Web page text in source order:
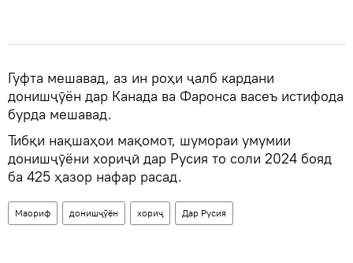
Гуфта мешавад, аз ин роҳи ҷалб кардани
донишҷӯён дар Канада ва Фаронса васеъ истифода
бурда мешавад.
Тибқи нақшаҳои мақомот, шумораи умумии
донишҷӯёни хориҷӣ дар Русия то соли 2024 бояд
ба 425 ҳазор нафар расад.
Маориф донишҷӯён хориҷ Дар Русия